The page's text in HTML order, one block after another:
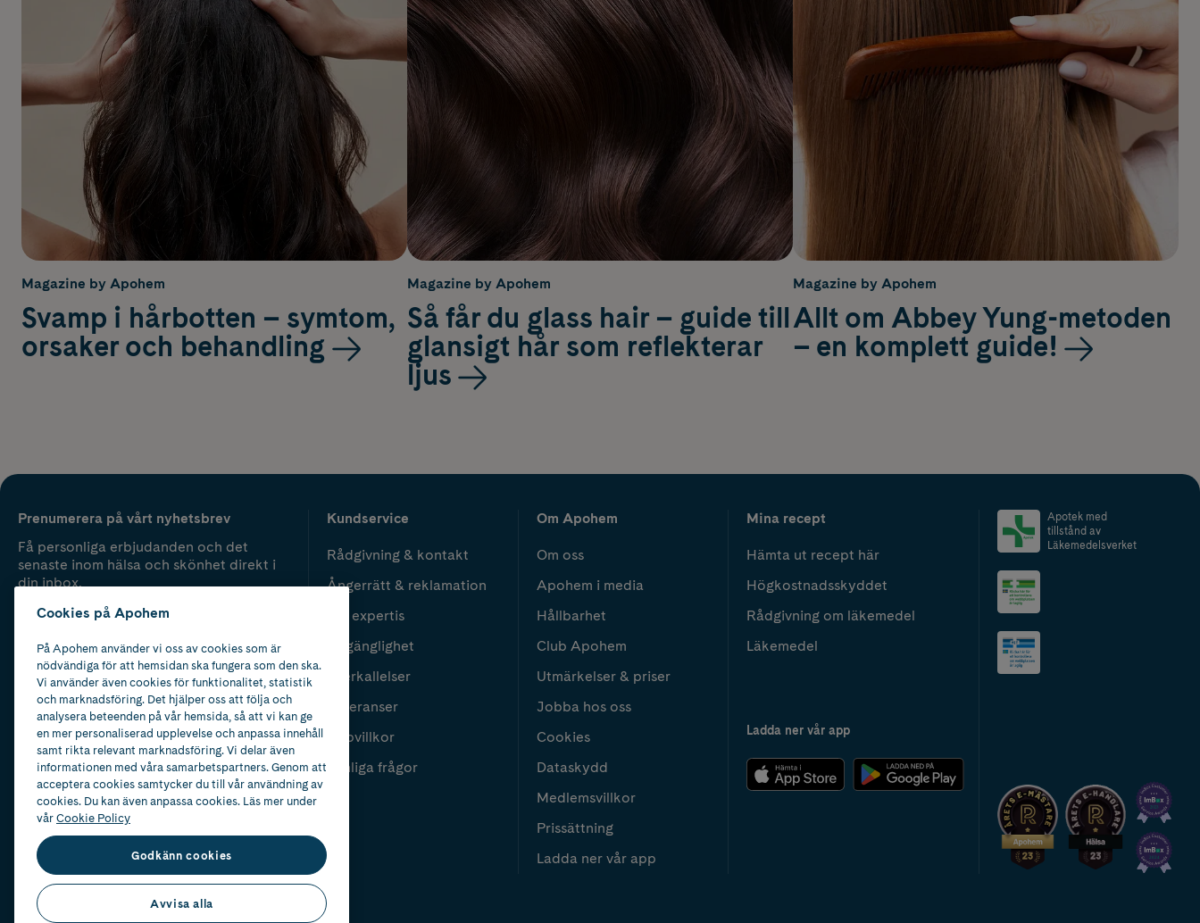
Magazine by Apohem
Svamp i hårbotten – symtom,
orsaker och behandling
Magazine by Apohem
Så får du glass hair – guide till
glansigt hår som reflekterar
ljus
Magazine by Apohem
Allt om Abbey Yung-metoden
– en komplett guide!
Prenumerera på vårt nyhetsbrev
Få personliga erbjudanden och det
senaste inom hälsa och skönhet direkt i
din inbox.
Kundservice
Rådgivning & kontakt
Ångerrätt & reklamation
Vår expertis
Tillgänglighet
Återkallelser
Leveranser
Köpvillkor
Vanliga frågor
Om Apohem
Om oss
Apohem i media
Hållbarhet
Club Apohem
Utmärkelser & priser
Jobba hos oss
Cookies
Dataskydd
Medlemsvillkor
Prissättning
Ladda ner vår app
Mina recept
Hämta ut recept här
Högkostnadsskyddet
Rådgivning om läkemedel
Läkemedel
Ladda ner vår app
Apotek med
tillstånd av
Läkemedelsverket
2024
Cookies på Apohem
På Apohem använder vi oss av cookies som är
nödvändiga för att hemsidan ska fungera som den ska.
Vi använder även cookies för funktionalitet, statistik
och marknadsföring. Det hjälper oss att följa och
analysera beteenden på vår hemsida, så att vi kan ge
en mer personaliserad upplevelse och anpassa innehåll
samt rikta relevant marknadsföring. Vi delar även
informationen med våra samarbetspartners. Genom att
acceptera cookies samtycker du till vår användning av
cookies. Du kan även anpassa cookies. Läs mer under
vårCookie Policy
Godkänn cookies
Avvisa alla